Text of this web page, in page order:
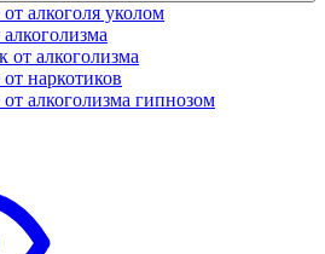
алкоголя уколом
от алкоголизма
наркотиков
алкоголизма гипнозом